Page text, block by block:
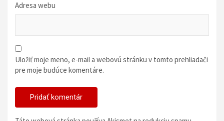
Adresa webu
Uložiť moje meno, e-mail a webovú stránku v tomto prehliadači
pre moje budúce komentáre.